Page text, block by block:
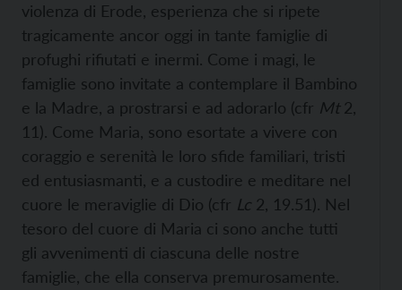
violenza di Erode, esperienza che si ripete
tragicamente ancor oggi in tante famiglie di
profughi rifiutati e inermi. Come i magi, le
famiglie sono invitate a contemplare il Bambino
e la Madre, a prostrarsi e ad adorarlo (cfr Mt2,
11). Come Maria, sono esortate a vivere con
coraggio e serenità le loro sfide familiari, tristi
ed entusiasmanti, e a custodire e meditare nel
cuore le meraviglie di Dio (cfr Lc 2, 19.51). Nel
tesoro del cuore di Maria ci sono anche tutti
gli avvenimenti di ciascuna delle nostre
famiglie, che ella conserva premurosamente.